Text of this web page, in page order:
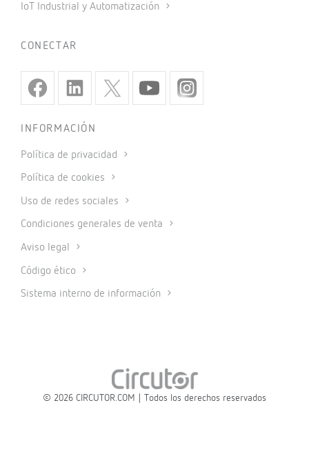
IoT Industrial y Automatización
CONECTAR
INFORMACIÓN
Política de privacidad
Política de cookies
Uso de redes sociales
Condiciones generales de venta
Aviso legal
Código ético
Sistema interno de información
© 2026 CIRCUTOR.COM | Todos los derechos reservados